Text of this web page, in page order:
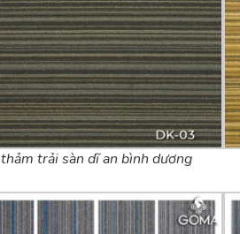
thảm trải sàn dĩ an bình dương